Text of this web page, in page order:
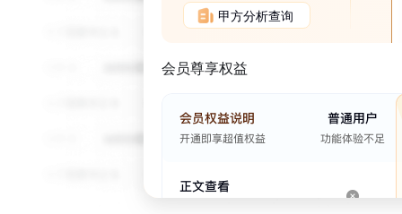
甲方分析查询
会员尊享权益